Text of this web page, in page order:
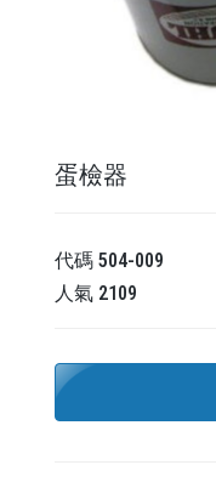
蛋檢器
代碼 504-009
人氣 2109